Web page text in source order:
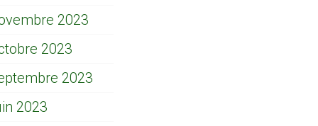
2023
2023
2023
2023